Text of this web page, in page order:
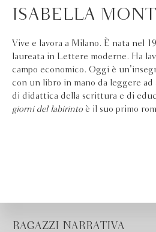
ISABELLA
Vive e lavora a Milano. È nata nel
laureata in Lettere moderne. Ha
campo economico. Oggi è
con un libro in mano da leggere ad
di didattica della scrittura e di
giorni del labirinto è il suo primo
RAGAZZI NARRATIVA